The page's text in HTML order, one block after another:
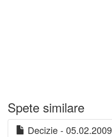
Spete similare
Decizie - 05.02.2009